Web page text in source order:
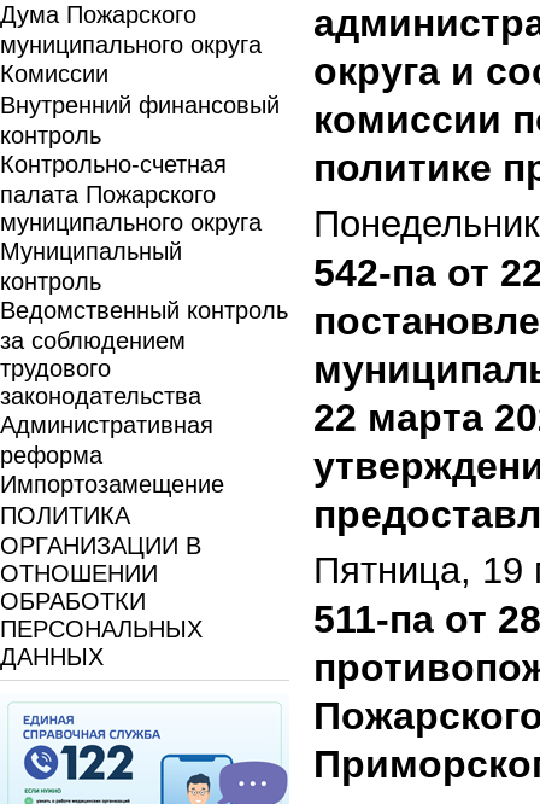
Дума Пожарского
муниципального округа
Комиссии
Внутренний финансовый
контроль
Контрольно-счетная
палата Пожарского
муниципального округа
Муниципальный
контроль
Ведомственный контроль
за соблюдением
трудового
законодательства
Административная
реформа
Импортозамещение
ПОЛИТИКА
ОРГАНИЗАЦИИ В
ОТНОШЕНИИ
ОБРАБОТКИ
ПЕРСОНАЛЬНЫХ
ДАННЫХ
округа и
комиссии
политике
542-па от
22 марта
Пятница, 19
511-па от